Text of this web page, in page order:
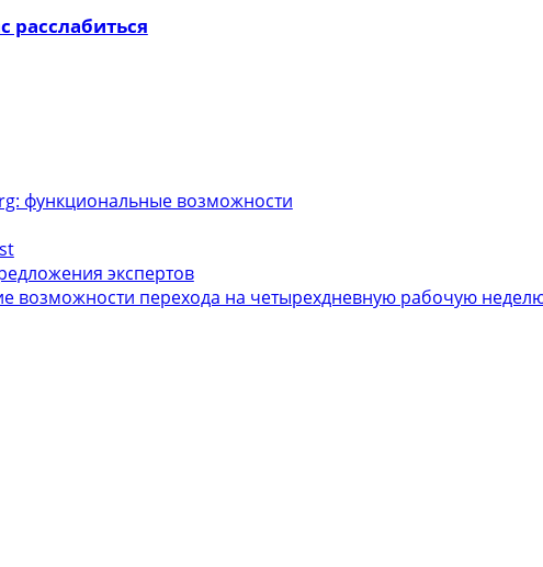
расслабиться
функциональные возможности
экспертов
возможности перехода на четырехдневную рабочую